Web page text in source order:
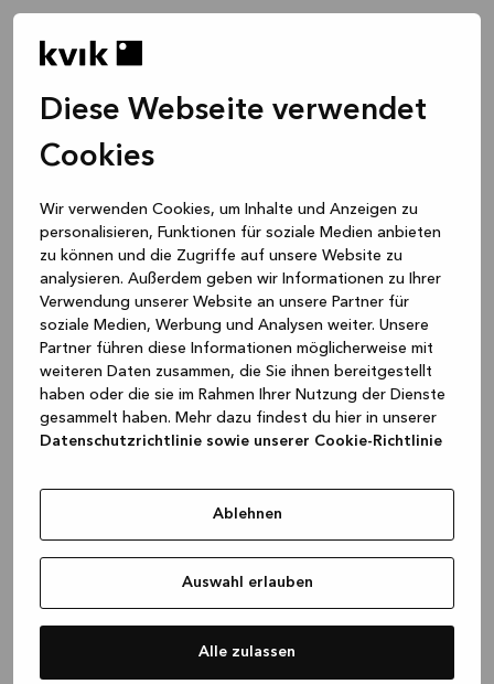
Diese Webseite verwendet
Cookies
Wir verwenden Cookies, um Inhalte und Anzeigen zu
personalisieren, Funktionen für soziale Medien anbieten
zu können und die Zugriffe auf unsere Website zu
analysieren. Außerdem geben wir Informationen zu Ihrer
Verwendung unserer Website an unsere Partner für
soziale Medien, Werbung und Analysen weiter. Unsere
Partner führen diese Informationen möglicherweise mit
weiteren Daten zusammen, die Sie ihnen bereitgestellt
haben oder die sie im Rahmen Ihrer Nutzung der Dienste
gesammelt haben. Mehr dazu findest du hier in unserer
Datenschutzrichtlinie sowie unserer Cookie-Richtlinie
Ablehnen
Auswahl erlauben
Alle zulassen
loadingwww.kvik.de (see the browser console for more
information)